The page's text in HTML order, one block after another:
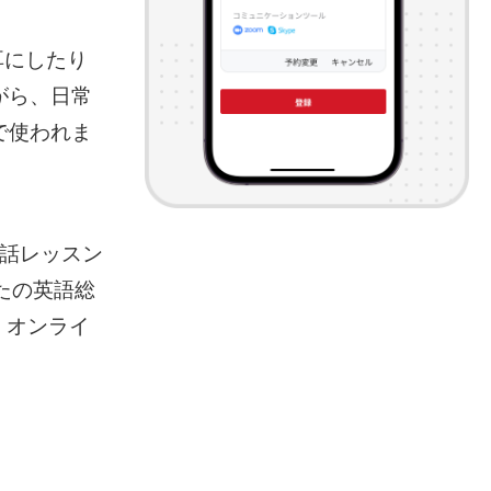
したり
ら、日常
われま
レッスン
の英語総
ンライ